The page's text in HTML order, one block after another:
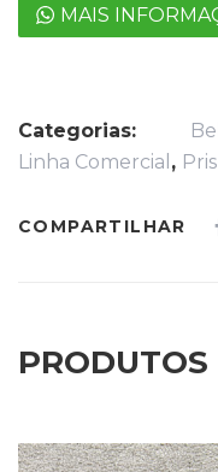
MAIS
Categorias:
Linha Comercial ,
COMPARTILHAR